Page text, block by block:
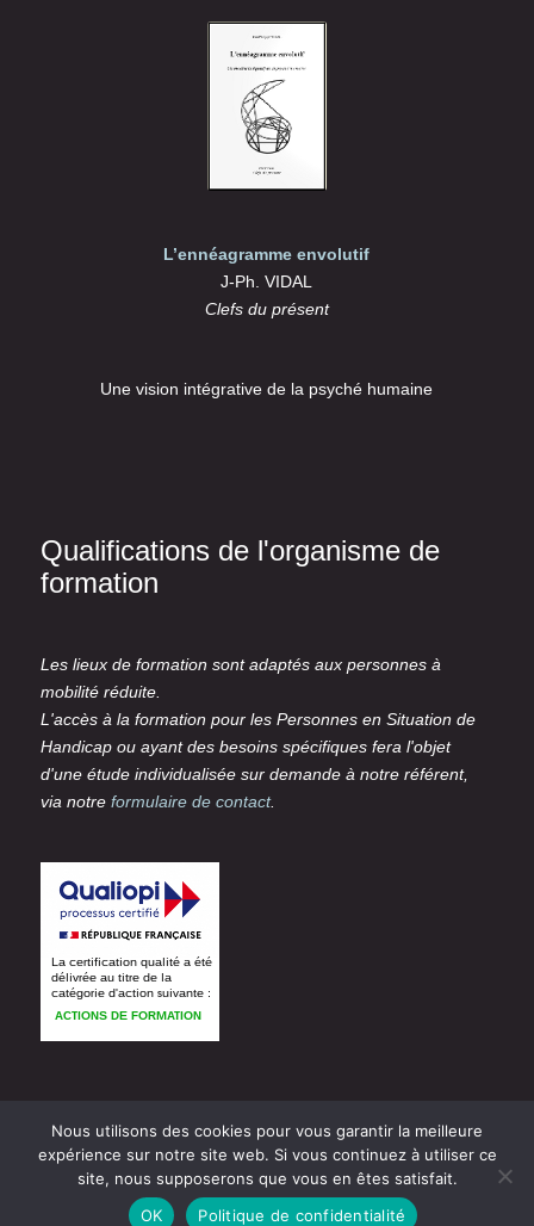
L’ennéagramme envolutif
J-Ph. VIDAL
Clefs du présent
Une vision intégrative de la psyché humaine
Qualifications de l'organisme de
formation
Les lieux de formation sont adaptés aux personnes à
mobilité réduite.
L'accès à la formation pour les Personnes en Situation de
Handicap ou ayant des besoins spécifiques fera l'objet
d'une étude individualisée sur demande à notre référent,
via notre formulaire de contact.
© 2007-2026 VIZA SARL - Tous droits réservés
Conditions Générales d'Utilisation Conditions Générales de Vente
Nous utilisons des cookies pour vous garantir la meilleure
expérience sur notre site web. Si vous continuez à utiliser ce
site, nous supposerons que vous en êtes satisfait.
OK
Politique de confidentialité